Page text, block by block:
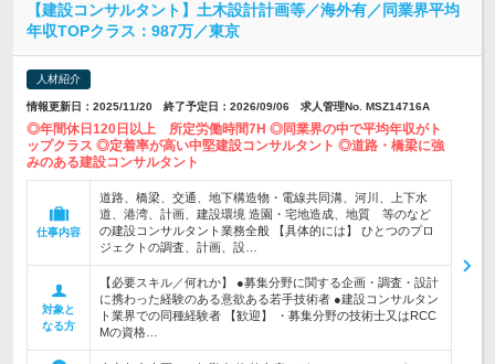
【建設コンサルタント】土木設計計画等／海外有／同業界平均
年収TOPクラス：987万／東京
人材紹介
情報更新日：2025/11/20 終了予定日：2026/09/06 求人管理No. MSZ14716A
◎年間休日120日以上 所定労働時間7H ◎同業界の中で平均年収がト
ップクラス ◎定着率が高い中堅建設コンサルタント ◎道路・橋梁に強
みのある建設コンサルタント
仕事内容
道路、橋梁、交通、地下構造物・電線共同溝、河川、上下水
道、港湾、計画、建設環境 造園・宅地造成、地質 等のなど
の建設コンサルタント業務全般 【具体的には】 ひとつのプロ
ジェクトの調査、計画、設…
対象と
なる方
【必要スキル／何れか】 ●募集分野に関する企画・調査・設計
に携わった経験のある意欲ある若手技術者 ●建設コンサルタン
ト業界での同種経験者 【歓迎】 ・募集分野の技術士又はRCC
Mの資格…